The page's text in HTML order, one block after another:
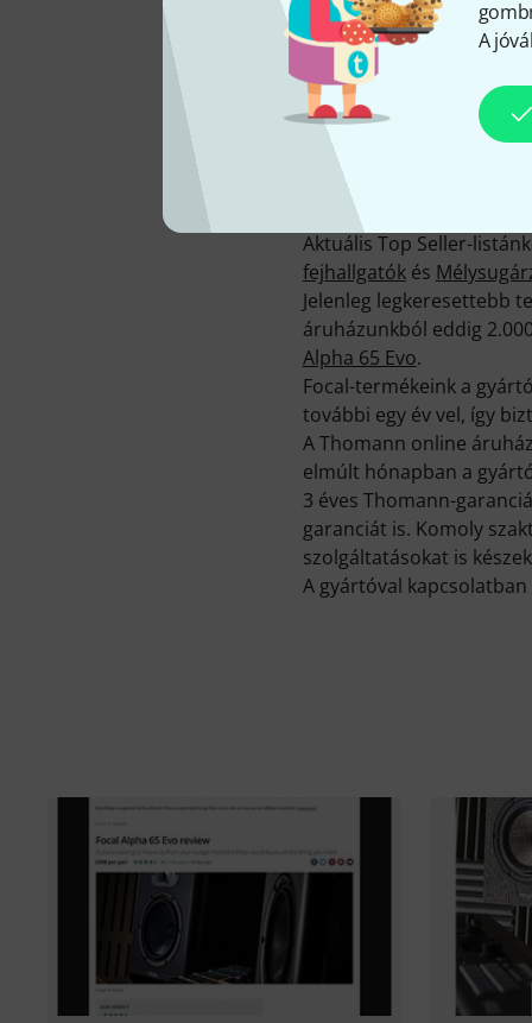
A
A Thomann-nál 23
jelenleg a Hot Deals
Annak érdekében, hogy
termékleírásaink mellett
berendezéshez, köztük
magazinokban
Aktuális Top Seller-
fejhallgatókés
Jelenleg legkeresettebb
áruházunkból eddig
Alpha 65 Evo.
Focal-termékeink a
további egy év vel, így
A Thomann online
elmúlt hónapban a
3 éves Thomann-
garanciát is. Komoly
szolgáltatásokat is
A gyártóval